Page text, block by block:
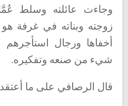
وجاءت عائلته وسلط
زوجته وبناته في غرفة
أخفاها ورجال استأجرهم
شيء من صنعه وتفكيره.
قال الرصافي على ما أعتقد